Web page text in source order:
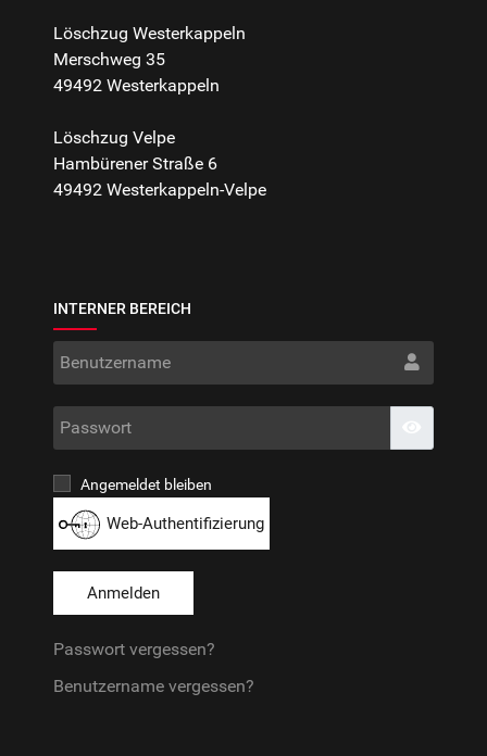
Löschzug Westerkappeln
Merschweg 35
49492 Westerkappeln
Löschzug Velpe
Hambürener Straße 6
49492 Westerkappeln-Velpe
INTERNER BEREICH
Angemeldet bleiben
Web-Authentifizierung
Anmelden
Passwort vergessen?
Benutzername vergessen?